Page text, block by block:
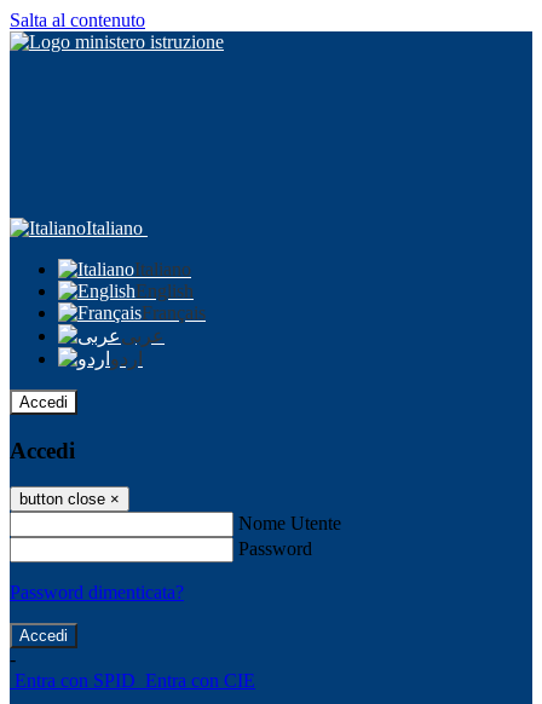
Salta al contenuto
Italiano
Italiano
English
Français
عربى
اردو
Accedi
Accedi
button close ×
Nome Utente
Password
Password dimenticata?
-
Entra con SPID Entra con CIE